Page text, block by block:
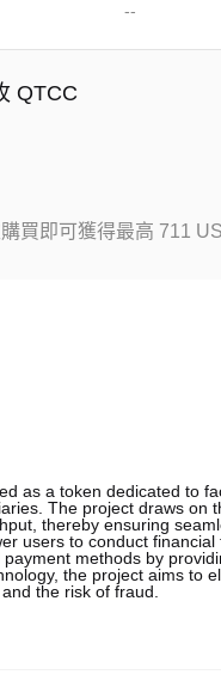
--
QTCC
買即可獲得最高 711
as a token dedicated to
The project draws
thereby ensuring
users to conduct
methods by
the project aims to
the risk of fraud.